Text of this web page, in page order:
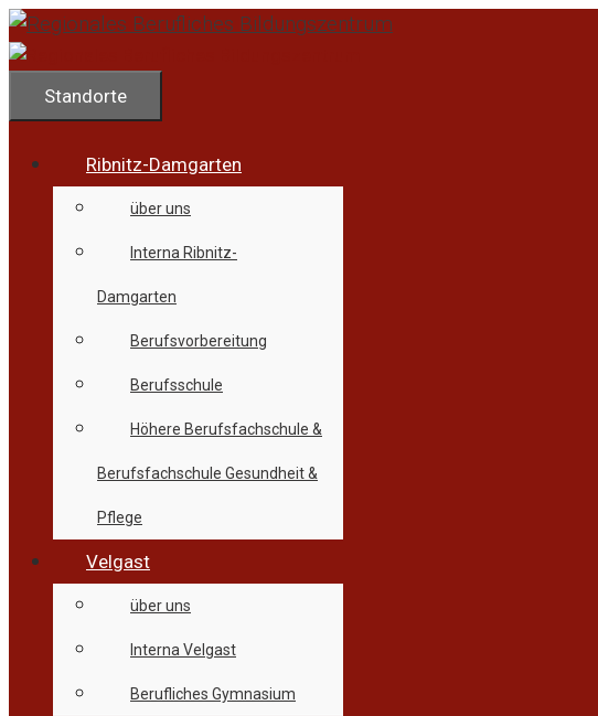
Zum
Inhalt
springenStandorte
Ribnitz-Damgarten
über uns
Interna Ribnitz-
Damgarten
Berufsvorbereitung
Berufsschule
Höhere Berufsfachschule &
Berufsfachschule Gesundheit &
Pflege
Velgast
über uns
Interna Velgast
Berufliches Gymnasium